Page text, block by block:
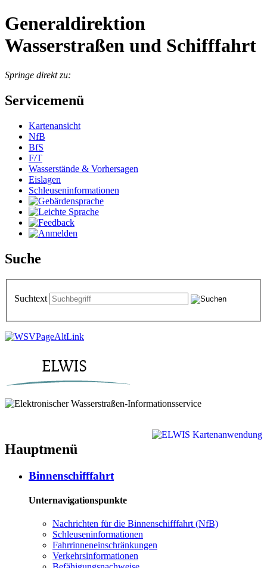
Generaldirektion
Wasserstraßen und Schifffahrt
Springe direkt zu:
Servicemenü
Kartenansicht
NfB
BfS
F/T
Wasserstände & Vorhersagen
Eislagen
Schleuseninformationen
Suche
Suchtext
Hauptmenü
Binnenschifffahrt
Unternavigationspunkte
Nachrichten für die Binnenschifffahrt (NfB)
Schleuseninformationen
Fahrrinneneinschränkungen
Verkehrsinformationen